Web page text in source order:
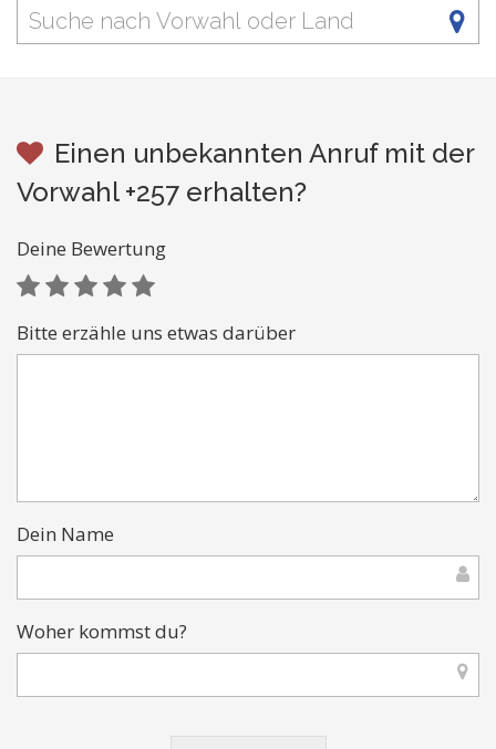
Einen unbekannten Anruf mit der
Vorwahl +257 erhalten?
Deine Bewertung
Bitte erzähle uns etwas darüber
Dein Name
Woher kommst du?